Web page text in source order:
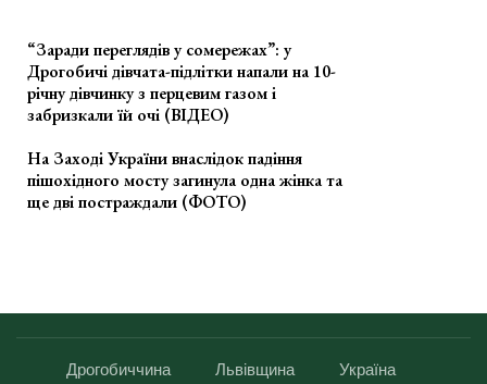
“Заради переглядів у сомережах”: у
Дрогобичі дівчата-підлітки напали на 10-
річну дівчинку з перцевим газом і
забризкали їй очі (ВІДЕО)
На Заході України внаслідок падіння
пішохідного мосту загинула одна жінка та
ще дві постраждали (ФОТО)
Дрогобиччина Львівщина Україна